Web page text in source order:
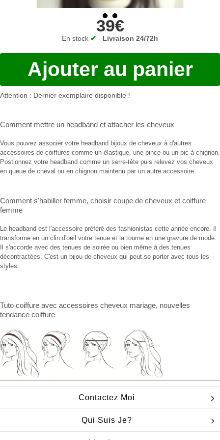
39€
En stock ✔ - Livraison 24/72h
Ajouter au panier
Attention : Dernier exemplaire disponible !
Comment mettre un headband et attacher les cheveux
Vous pouvez associer votre headband bijoux de cheveux à d'autres
accessoires de coiffures comme un élastique, une pince ou un pic à chignon.
Postionnez votre headband comme un serre-tête puis relevez vos cheveux
en queue de cheval ou en chignon maintenu par un autre accessoire.
Comment s'habiller femme, choisir coupe de cheveux et coiffure
femme
Le headband est l'accessoire préféré des fashionistas cette année encore. Il
transforme en un clin d'oeil votre tenue et la tourne en une gravure de mode.
Il s'accorde avec des tenues de soirée ou bien même à des tenues
décontractées. C'est un bijou de cheveux qui peut se porter avec tous les
styles.
Tuto coiffure avec accessoires cheveux mariage, nouvelles
tendance coiffure
Contactez Moi
Qui Suis Je?